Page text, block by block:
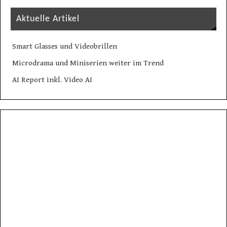
Aktuelle Artikel
Smart Glasses und Videobrillen
Microdrama und Miniserien weiter im Trend
AI Report inkl. Video AI